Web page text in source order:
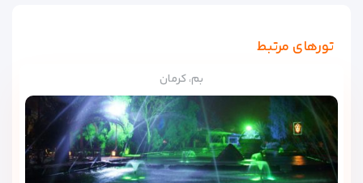
تورهای مرتبط
بم، کرمان